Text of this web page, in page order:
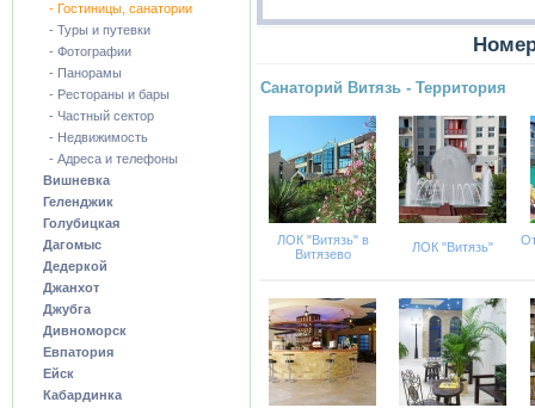
- Гостиницы, санатории
- Туры и путевки
- Фотографии
- Панорамы
- Рестораны и бары
- Частный сектор
- Недвижимость
- Адреса и телефоны
Вишневка
Геленджик
Голубицкая
Дагомыс
Дедеркой
Джанхот
Джубга
Дивноморск
Евпатория
Ейск
Кабардинка
Санаторий Витязь - Территория
ЛОК "Витязь" в
Витязево
ЛОК "Витязь"